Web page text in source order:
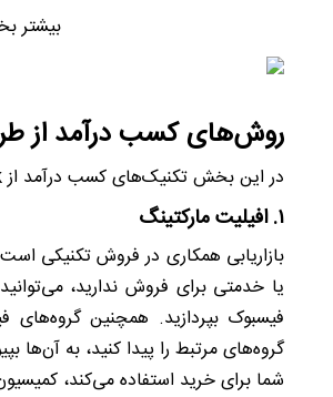
بیشتر
روش‌های کسب درآمد از
در این بخش تکنیک‌های کسب درآمد از
۱. افیلیت مارکتینگ
بازاریابی همکاری در فروش تکنیکی
یا خدمتی برای فروش ندارید،
فیسبوک بپردازید. همچنین گروه‌های
گروه‌های مرتبط را پیدا کنید، به آن‌ها
شما برای خرید استفاده می‌کند،